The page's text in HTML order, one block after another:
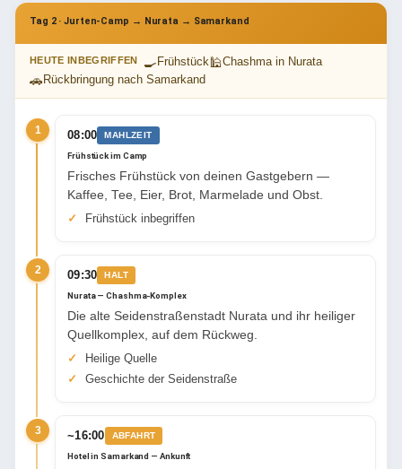
Tag 2 · Jurten-Camp → Nurata → Samarkand
HEUTE INBEGRIFFEN 🍳 Frühstück🕌Chashma in Nurata
🚗 Rückbringung nach Samarkand
1 08:00 MAHLZEIT
Frühstück im Camp
Frisches Frühstück von deinen Gastgebern —
Kaffee, Tee, Eier, Brot, Marmelade und Obst.
Frühstück inbegriffen
2 09:30 HALT
Nurata — Chashma-Komplex
Die alte Seidenstraßenstadt Nurata und ihr heiliger
Quellkomplex, auf dem Rückweg.
Heilige Quelle
Geschichte der Seidenstraße
3 ~16:00 ABFAHRT
Hotel in Samarkand — Ankunft